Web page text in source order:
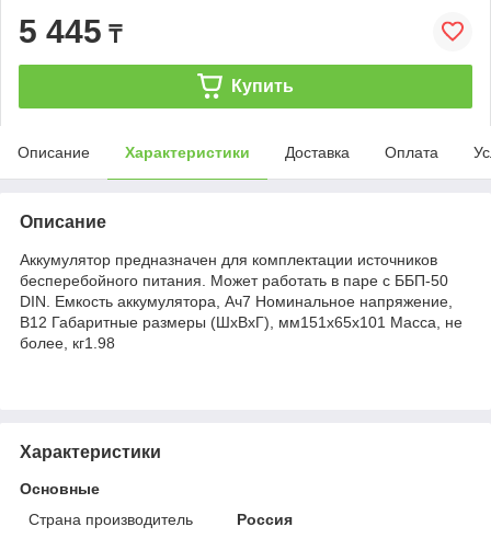
5 445 ₸
Купить
Описание Характеристики Доставка Оплата
Описание
Аккумулятор предназначен для комплектации источников
бесперебойного питания. Может работать в паре с ББП-50
DIN. Емкость аккумулятора, Ач7 Номинальное напряжение,
В12 Габаритные размеры (ШхВхГ), мм151х65х101 Масса, не
более, кг1.98
Характеристики
Основные
Страна производитель
Россия